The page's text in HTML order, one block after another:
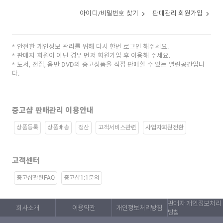
아이디/비밀번호 찾기 판매관리 회원가입
안전한 개인정보 관리를 위해 다시 한번 로그인 해주세요.
판매자 회원이 아닌 경우 먼저 회원가입 후 이용해 주세요.
도서, 전집, 음반 DVD의 중고상품을 직접 판매할 수 있는 열린공간입니
다.
중고샵 판매관리 이용안내
상품등록 상품배송 정산 고객서비스관련 사업자회원전환
고객센터
중고샵관련FAQ 중고샵1:1문의
회사소개 이용약관 개인정보처리방침
판매자 개인정보처리
방침